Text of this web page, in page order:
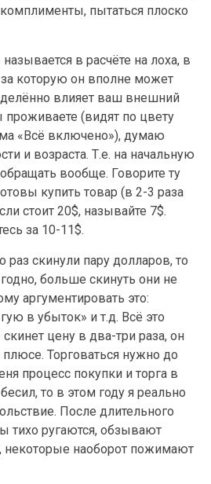
пытаться плоско
в расчёте на лоха, в
которую он вполне может
влияет ваш внешний
(видят по цвету
«Всё включено»), думаю
и возраста. Т.е. на начальную
вообще. Говорите ту
купить товар (в 2-3 раза
стоит 20$, называйте 7$.
за 10-11$.
скинули пару долларов, то
больше скинуть они не
аргументировать это:
в убыток» и т.д. Всё это
цену в два-три раза, он
плюсе. Торговаться нужно до
процесс покупки и торга в
то в этом году я реально
После длительного
тихо ругаются, обзывают
наоборот пожимают